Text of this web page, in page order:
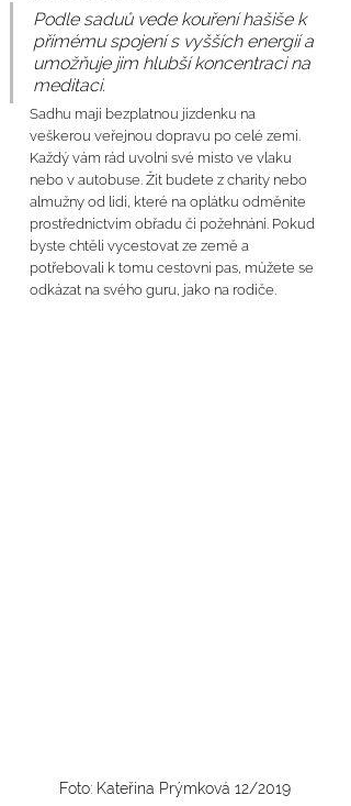
Podle saduů vede kouření hašiše k
přímému spojení s vyšších energií a
umožňuje jim hlubší koncentraci na
meditaci.
Sadhu mají bezplatnou jízdenku na
veškerou veřejnou dopravu po celé zemi.
Každý vám rád uvolní své místo ve vlaku
nebo v autobuse. Žít budete z charity nebo
almužny od lidí, které na oplátku odměníte
prostřednictvím obřadu či požehnání. Pokud
byste chtěli vycestovat ze země a
potřebovali k tomu cestovní pas, můžete se
odkázat na svého guru, jako na rodiče.
Foto: Kateřina Prýmková 12/2019